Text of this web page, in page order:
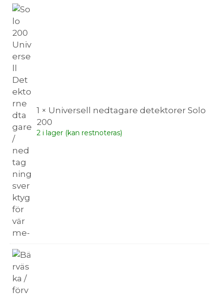
1 × Universell nedtagare detektorer Solo
200
2 i lager (kan restnoteras)